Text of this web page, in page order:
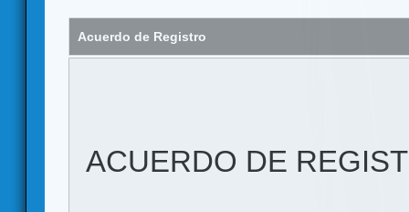
Acuerdo de Registro
ACUERDO DE